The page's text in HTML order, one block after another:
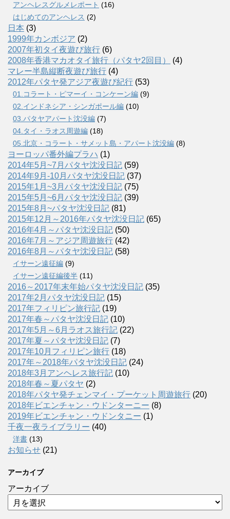
アンヘレスグルメレポート (16)
はじめてのアンヘレス (2)
日本 (3)
1999年カンボジア (2)
2007年初タイ夜遊び旅行 (6)
2008年香港マカオタイ旅行（パタヤ2回目）
(4)
マレー半島縦断夜遊び旅行 (4)
2012年パタヤ発アジア夜遊び紀行 (53)
01.コラート・ピマーイ・コンケーン編 (9)
02.インドネシア・シンガポール編 (10)
03.パタヤアパート沈没編 (7)
04.タイ・ラオス周遊編 (18)
05.北京・コラート・サメット島・アパート沈没編 (8)
ヨーロッパ番外編プラハ (1)
2014年5月~7月パタヤ沈没日記 (59)
2014年9月-10月パタヤ沈没日記 (37)
2015年1月~3月パタヤ沈没日記 (75)
2015年5月~6月パタヤ沈没日記 (39)
2015年8月~パタヤ沈没日記 (81)
2015年12月～2016年パタヤ沈没日記 (65)
2016年4月～パタヤ沈没日記 (50)
2016年7月～アジア周遊旅行 (42)
2016年8月～パタヤ沈没日記 (58)
イサーン遠征編 (9)
イサーン遠征編後半 (11)
2016～2017年末年始パタヤ沈没日記 (35)
2017年2月パタヤ沈没日記 (15)
2017年フィリピン旅行記 (19)
2017年春～パタヤ沈没日記 (10)
2017年5月～6月ラオス旅行記 (22)
2017年夏～パタヤ沈没日記 (7)
2017年10月フィリピン旅行 (18)
2017年～2018年パタヤ沈没日記 (24)
2018年3月アンヘレス旅行記 (10)
2018年春～夏パタヤ (2)
2018年パタヤ発チェンマイ・プーケット周遊旅行 (20)
2018年ビエンチャン・ウドンターニー (8)
2019年ビエンチャン・ウドンタニー (1)
千夜一夜ライブラリー (40)
洋書 (13)
お知らせ (21)
アーカイブ
アーカイブ